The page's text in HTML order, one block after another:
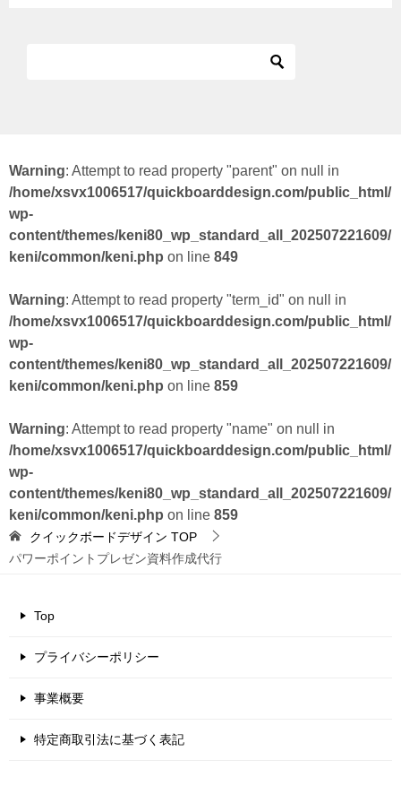
Warning: Attempt to read property "parent" on null in
/home/xsvx1006517/quickboarddesign.com/public_html/
wp-
content/themes/keni80_wp_standard_all_202507221609/
keni/common/keni.php on line 849
Warning: Attempt to read property "term_id" on null in
/home/xsvx1006517/quickboarddesign.com/public_html/
wp-
content/themes/keni80_wp_standard_all_202507221609/
keni/common/keni.php on line 859
Warning: Attempt to read property "name" on null in
/home/xsvx1006517/quickboarddesign.com/public_html/
wp-
content/themes/keni80_wp_standard_all_202507221609/
keni/common/keni.php on line 859
クイックボードデザイン TOP
パワーポイントプレゼン資料作成代行
Top
プライバシーポリシー
事業概要
特定商取引法に基づく表記